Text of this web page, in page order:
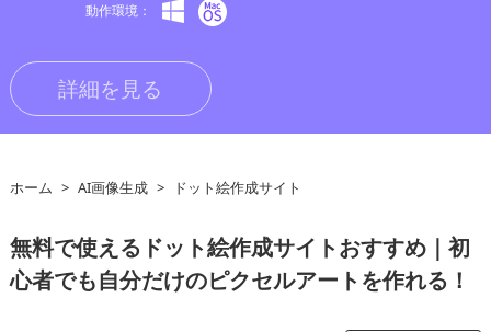
動作環境：
詳細を見る
ホーム > AI画像生成 > ドット絵作成サイト
無料で使えるドット絵作成サイトおすすめ｜初
心者でも自分だけのピクセルアートを作れる！